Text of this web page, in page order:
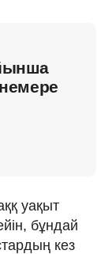
уақыт
бұндай
кез